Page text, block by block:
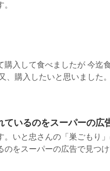
いそうで
購入して食べましたが 今迄
、購入したいと思いました
ているのをスーパーの広
。いと忠さんの「巣ごもり
のをスーパーの広告で見つ